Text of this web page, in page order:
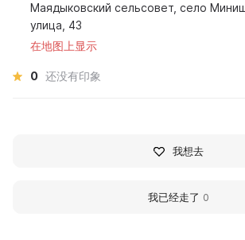
Маядыковский сельсовет, село
улица, 43
在地图上显示
0 还没有印象
我想去
我已经走了 0